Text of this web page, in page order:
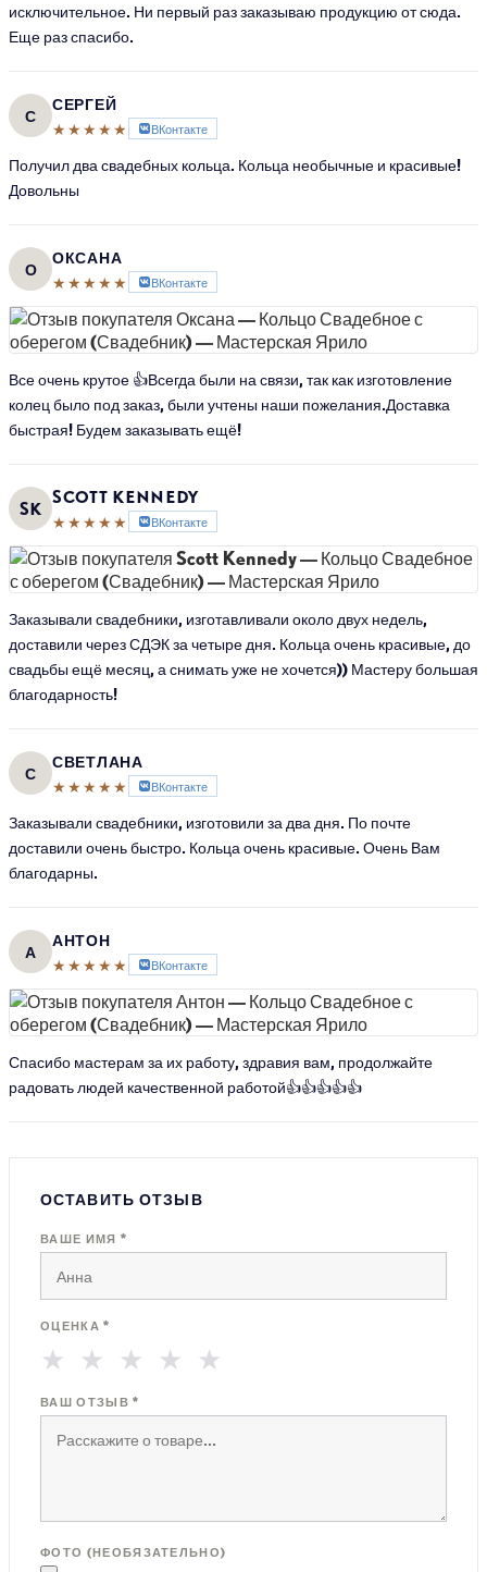
исключительное. Ни первый раз заказываю продукцию от сюда.
Еще раз спасибо.
С
СЕРГЕЙ
★★★★★
ВКонтакте
Получил два свадебных кольца. Кольца необычные и красивые!
Довольны
О
ОКСАНА
★★★★★
ВКонтакте
Все очень крутое 👍Всегда были на связи, так как изготовление
колец было под заказ, были учтены наши пожелания.Доставка
быстрая! Будем заказывать ещё!
SK
SCOTT KENNEDY
★★★★★
ВКонтакте
Заказывали свадебники, изготавливали около двух недель,
доставили через СДЭК за четыре дня. Кольца очень красивые, до
свадьбы ещё месяц, а снимать уже не хочется)) Мастеру большая
благодарность!
С
СВЕТЛАНА
★★★★★
ВКонтакте
Заказывали свадебники, изготовили за два дня. По почте
доставили очень быстро. Кольца очень красивые. Очень Вам
благодарны.
А
АНТОН
★★★★★
ВКонтакте
Спасибо мастерам за их работу, здравия вам, продолжайте
радовать людей качественной работой👍👍👍👍👍
ОСТАВИТЬ ОТЗЫВ
ВАШЕ ИМЯ *
ОЦЕНКА *
★ ★ ★ ★ ★
ВАШ ОТЗЫВ *
ФОТО (НЕОБЯЗАТЕЛЬНО)